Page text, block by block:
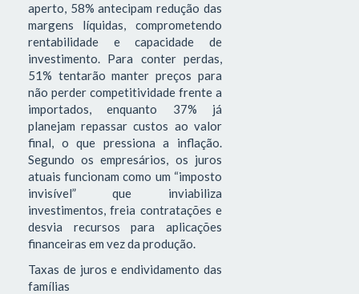
aperto, 58% antecipam redução das
margens líquidas, comprometendo
rentabilidade e capacidade de
investimento. Para conter perdas,
51% tentarão manter preços para
não perder competitividade frente a
importados, enquanto 37% já
planejam repassar custos ao valor
final, o que pressiona a inflação.
Segundo os empresários, os juros
atuais funcionam como um “imposto
invisível” que inviabiliza
investimentos, freia contratações e
desvia recursos para aplicações
financeiras em vez da produção.
Taxas de juros e endividamento das
famílias